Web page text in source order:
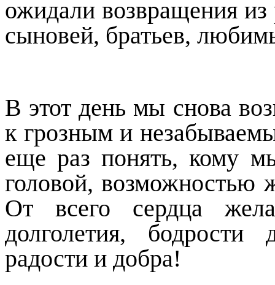
ожидали возвращения
сыновей, братьев,
В этот день мы снова
к грозным и
еще раз понять, кому
головой, возможностью
От всего сердца
долголетия, бодрости
радости и добра!